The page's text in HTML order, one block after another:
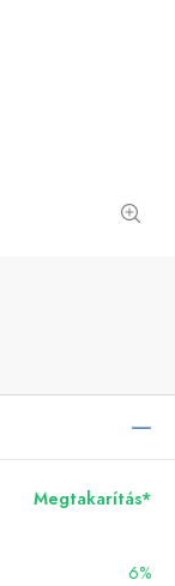
Megtakarítás*
6%